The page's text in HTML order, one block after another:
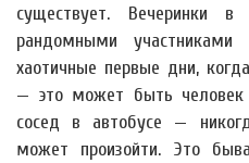
существует. Вечеринки
рандомными участниками
хаотичные первые дни,
— это может быть
сосед в автобусе —
может произойти. Это